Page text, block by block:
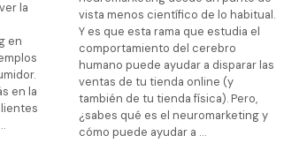
la
en
en la
vista menos científico de lo habitual.
Y es que esta rama que estudia el
comportamiento del cerebro
humano puede ayudar a disparar las
ventas de tu tienda online (y
también de tu tienda física). Pero,
¿sabes qué es el neuromarketing y
cómo puede ayudar a …